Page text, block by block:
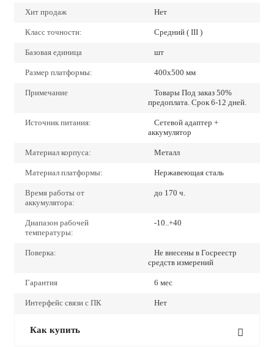
Хит продаж Нет
Класс точности: Средний ( III )
Базовая единица шт
Размер платформы: 400х500 мм
Примечание
Товары Под заказ 50%
предоплата. Срок 6-12 дней.
Источник питания:
Сетевой адаптер +
аккумулятор
Материал корпуса: Металл
Материал платформы: Нержавеющая сталь
Время работы от
аккумулятора:
до 170 ч.
Диапазон рабочей
температуры:
-10..+40
Поверка:
Не внесены в Госреестр
средств измерений
Гарантия 6 мес
Интерфейс связи с ПК Нет
Как купить